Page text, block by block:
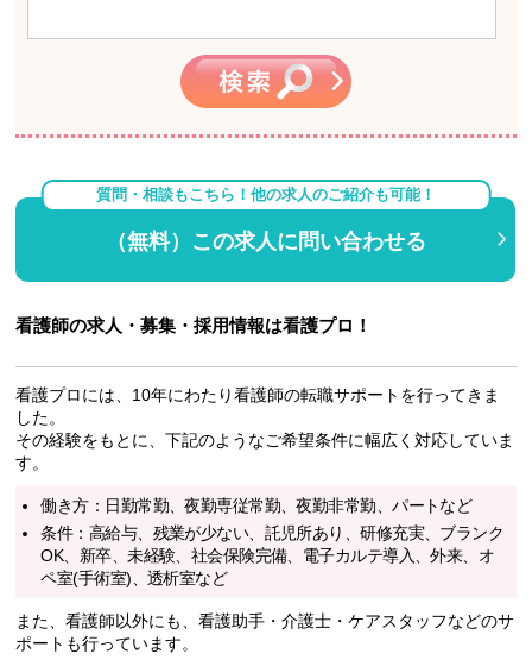
質問・相談もこちら！他の求人のご紹介も可能！
（無料）この求人に問い合わせる
看護師の求人・募集・採用情報は看護プロ！
看護プロには、10年にわたり看護師の転職サポートを行ってきま
した。
その経験をもとに、下記のようなご希望条件に幅広く対応していま
す。
働き方：日勤常勤、夜勤専従常勤、夜勤非常勤、パートなど
条件：高給与、残業が少ない、託児所あり、研修充実、ブランク
OK、新卒、未経験、社会保険完備、電子カルテ導入、外来、オ
ペ室(手術室)、透析室など
また、看護師以外にも、看護助手・介護士・ケアスタッフなどのサ
ポートも行っています。